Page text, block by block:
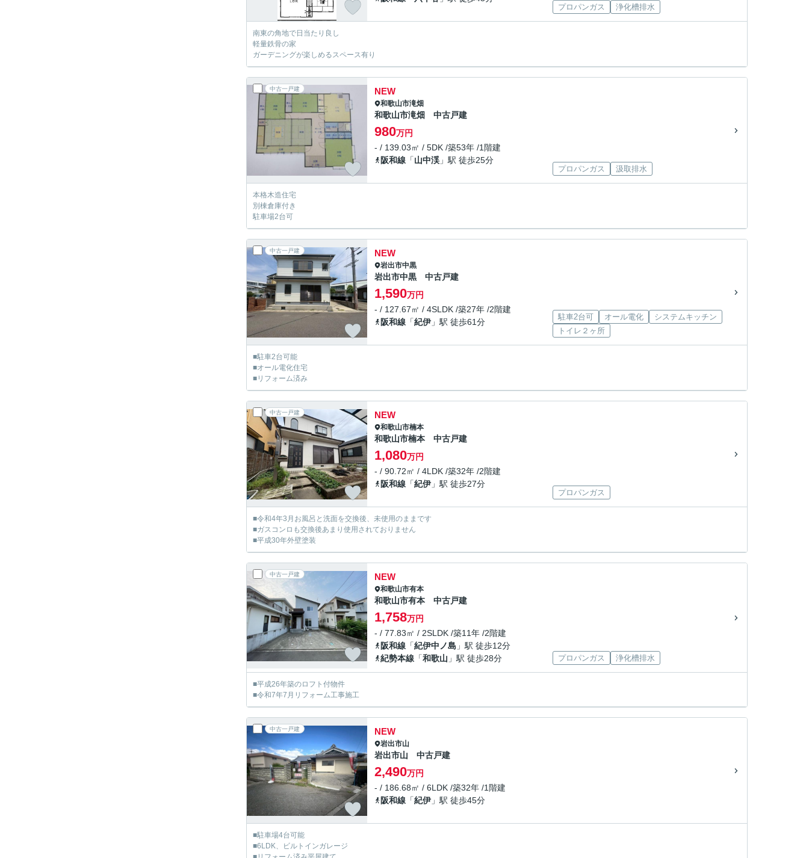
プロパンガス 浄化槽排水
南東の角地で日当たり良し
軽量鉄骨の家
ガーデニングが楽しめるスペース有り
中古一戸建 NEW
和歌山市滝畑
和歌山市滝畑 中古戸建
980万円
- / 139.03㎡ / 5DK /築53年 /1階建
阪和線 「山中渓 」駅 徒歩25分
プロパンガス 汲取排水
本格木造住宅
別棟倉庫付き
駐車場2台可
中古一戸建 NEW
岩出市中黒
岩出市中黒 中古戸建
1,590万円
- / 127.67㎡ / 4SLDK /築27年 /2階建
阪和線 「紀伊 」駅 徒歩61分
駐車2台可 オール電化
システムキッチン
トイレ２ヶ所
■駐車2台可能
■オール電化住宅
■リフォーム済み
中古一戸建 NEW
和歌山市楠本
和歌山市楠本 中古戸建
1,080万円
- / 90.72㎡ / 4LDK /築32年 /2階建
阪和線 「紀伊 」駅 徒歩27分
プロパンガス
■令和4年3月お風呂と洗面を交換後、未使用のままです
■ガスコンロも交換後あまり使用されておりません
■平成30年外壁塗装
中古一戸建 NEW
和歌山市有本
和歌山市有本 中古戸建
1,758万円
- / 77.83㎡ / 2SLDK /築11年 /2階建
阪和線 「紀伊中ノ島 」駅 徒歩12分
紀勢本線 「和歌山 」駅 徒歩28分 プロパンガス 浄化槽排水
■平成26年築のロフト付物件
■令和7年7月リフォーム工事施工
中古一戸建 NEW
岩出市山
岩出市山 中古戸建
2,490万円
- / 186.68㎡ / 6LDK /築32年 /1階建
阪和線 「紀伊 」駅 徒歩45分
■駐車場4台可能
■6LDK、ビルトインガレージ